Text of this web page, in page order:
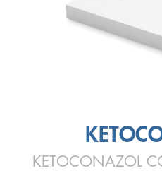
KETOCONAZOL